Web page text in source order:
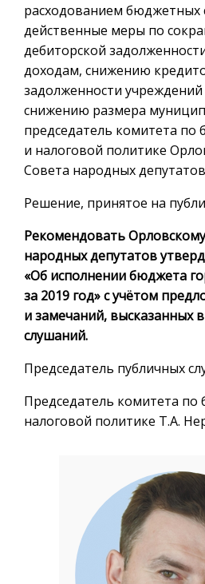
расходованием бюджетных
действенные меры по
дебиторской
доходам, снижению
задолженности
снижению размера
председатель комитета по
и налоговой политике
Совета народных
Решение, принятое на
Рекомендовать
народных депутатов
«Об исполнении бюджета
за 2019 год» с учётом
и замечаний, высказанных
слушаний.
Председатель публичных
Председатель комитета по
налоговой политике Т.А.